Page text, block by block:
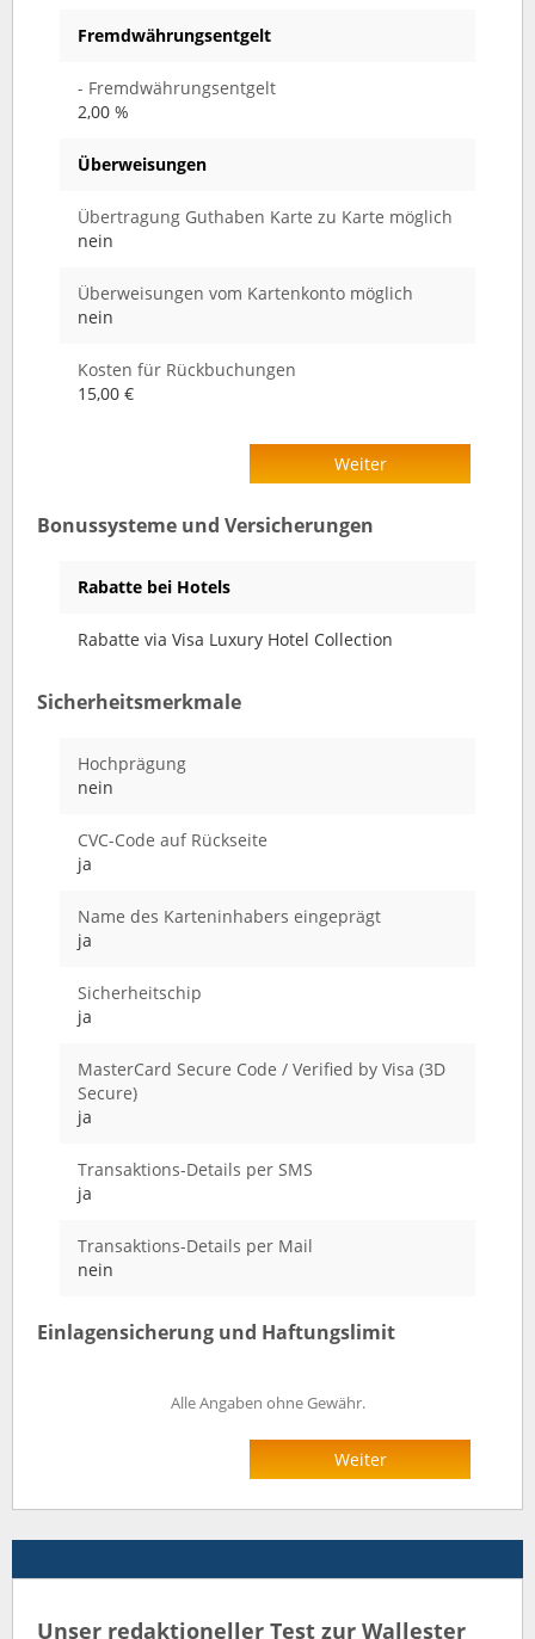
Fremdwährungsentgelt
- Fremdwährungsentgelt
2,00 %
Überweisungen
Übertragung Guthaben Karte zu Karte möglich
nein
Überweisungen vom Kartenkonto möglich
nein
Kosten für Rückbuchungen
15,00 €
Weiter
Bonussysteme und Versicherungen
Rabatte bei Hotels
Rabatte via Visa Luxury Hotel Collection
Sicherheitsmerkmale
Hochprägung
nein
CVC-Code auf Rückseite
ja
Name des Karteninhabers eingeprägt
ja
Sicherheitschip
ja
MasterCard Secure Code / Verified by Visa (3D
Secure)
ja
Transaktions-Details per SMS
ja
Transaktions-Details per Mail
nein
Einlagensicherung und Haftungslimit
Alle Angaben ohne Gewähr.
Weiter
Unser redaktioneller Test zur Wallester